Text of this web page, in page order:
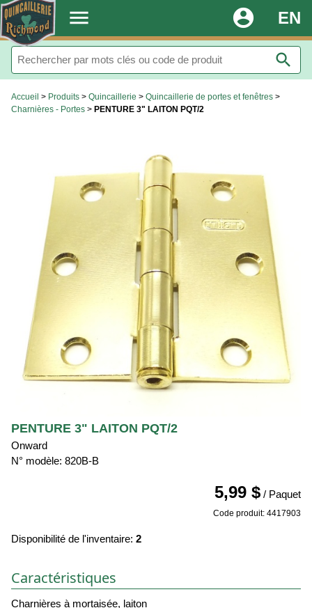
. menu EN
account_circle
search
Accueil > Produits > Quincaillerie > Quincaillerie de portes et fenêtres >
Charnières - Portes > PENTURE 3" LAITON PQT/2
PENTURE 3" LAITON PQT/2
Onward
N° modèle: 820B-B
5,99 $ / Paquet
Code produit: 4417903
Disponibilité de l'inventaire: 2
Caractéristiques
Charnières à mortaisée, laiton